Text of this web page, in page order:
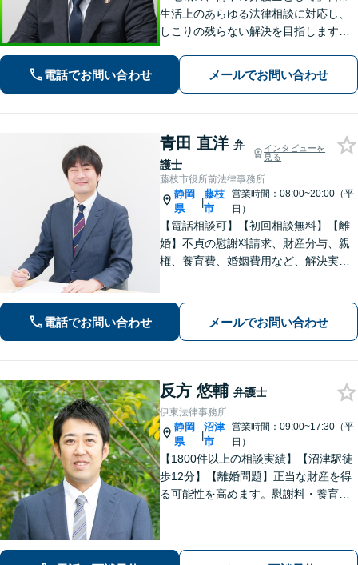
生活上のあらゆる法律相談に対応し、
しこりの残らない解決を目指します。
ら思っていただけるよう、どのような
案件にも誠心誠意取り組んでいく所存
電話でお問い合わせ メールでお問い合わせ
青田 直洋 弁
護士
インタビューを
見る
藤枝市役所前法律事務所
静岡
県
|
藤枝
市
営業時間：08:00~20:00（平
日）
【電話相談可】【初回相談無料】【離
婚】不貞の慰謝料請求、財産分与、親
権、養育費、婚姻費用など、解決実績
ションを取りながらお話を進めてまい
ります【法テラス利用可】【藤枝市役
電話でお問い合わせ メールでお問い合わせ
反方 悠輔 弁護士
伊東法律事務所
静岡
県
|
沼津
市
営業時間：09:00~17:30（平
日）
【1800件以上の相談実績】【沼津駅徒
歩12分】【離婚問題】正当な財産を得
る可能性を高めます。慰謝料・養育費